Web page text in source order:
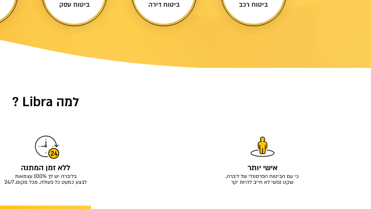
ביטוח רכב ביטוח דירה ביטוח עסק
למה Libra ?
אישי יותר
כי עם הביטוח הפרסונלי של ליברה,
שקט נפשי לא חייב להיות יקר
ללא זמן המתנה
בליברה יש לך 100% עצמאות
לבצע כמעט כל פעולה, מכל מקום, 24/7